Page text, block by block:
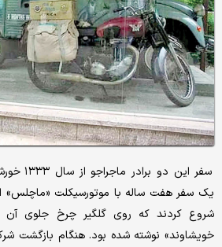
سفر این
شروع کردند که روی گلگیر چرخ جلوی آن
خویشاوند» نوشته شده بود. هنگام بازگشت